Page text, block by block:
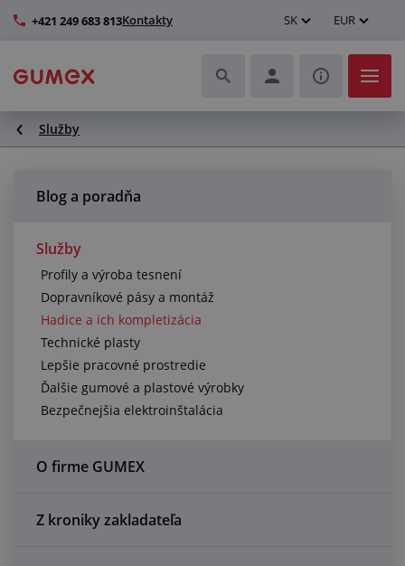
+421 249 683 813Kontakty SK EUR
Hadice a ich kompletizácia
Dopravníkové pásy a montáž
Lepšie pracovné prostredie
Ďalšie gumové a plastové výrobky
Centrum dopytov
Všetko o nákupe
O nás a kariéra
Služby
Blog a poradňa
Služby
Profily a výroba tesnení
Dopravníkové pásy a montáž
Hadice a ich kompletizácia
Technické plasty
Lepšie pracovné prostredie
Ďalšie gumové a plastové výrobky
Bezpečnejšia elektroinštalácia
O firme GUMEX
Z kroniky zakladateľa